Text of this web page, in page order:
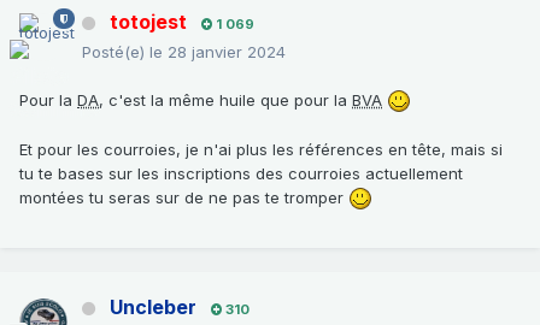
totojest 1 069
Posté(e) le 28 janvier 2024
Pour la DA, c'est la même huile que pour la BVA
Et pour les courroies, je n'ai plus les références en tête, mais si
tu te bases sur les inscriptions des courroies actuellement
montées tu seras sur de ne pas te tromper
Uncleber 310